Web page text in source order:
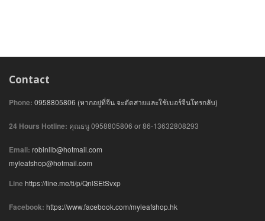
Contact
Phone: 0958805806 (หากอยู่ที่จีน จะตัดสายและใช้เบอร์จีนโทรกลับ)
24 Hours Hotline: คุณธนู 0958805806 or 86-13632808293
Email: robinllb@hotmail.com
myleafshop@hotmail.com
Line https://line.me/ti/p/QnlSEtSvxp
Facebook: https://www.facebook.com/myleafshop.hk